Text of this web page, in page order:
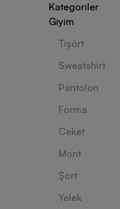
Kategoriler
Giyim
Tişört
Sweatshirt
Pantolon
Forma
Ceket
Mont
Şort
Yelek